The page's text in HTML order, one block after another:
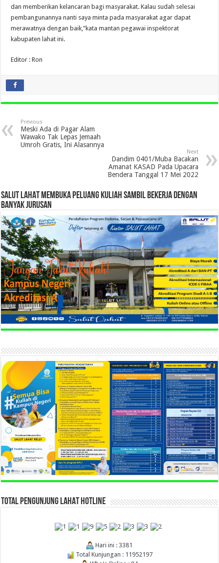
dan memberikan kelancaran bagi masyarakat. Kalau sudah selesai
pembangunannya nanti saya minta pada masyarakat agar dapat
merawatnya dengan baik,”kata mantan pegawai inspektorat
kabupaten lahat ini.
Editor : Ron
Previous
Meski Ada di Pagar Alam
Wawako Tak Lepas Jemaah
Umroh Gratis, Ini Alasannya
Next
Dandim 0401/Muba Bacakan
Amanat KASAD Pada Upacara
Bendera Tanggal 17 Mei 2022
SALUT LAHAT MEMBUKA PELUANG KULIAH SAMBIL BEKERJA DENGAN
BANYAK JURUSAN
TOTAL PENGUNJUNG LAHAT HOTLINE
Hari ini : 3381
Total Kunjungan : 11952197